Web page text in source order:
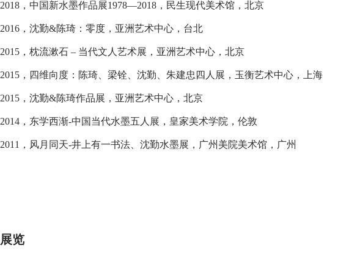
2018，中国新水墨作品展1978—2018，民生现代美术馆，北京
2016，沈勤&陈琦：零度，亚洲艺术中心，台北
2015，枕流漱石 – 当代文人艺术展，亚洲艺术中心，北京
2015，四维向度：陈琦、梁铨、沈勤、朱建忠四人展，玉衡艺术中心，上海
2015，沈勤&陈琦作品展，亚洲艺术中心，北京
2014，东学西渐-中国当代水墨五人展，皇家美术学院，伦敦
2011，风月同天-井上有一书法、沈勤水墨展，广州美院美术馆，广州
展览